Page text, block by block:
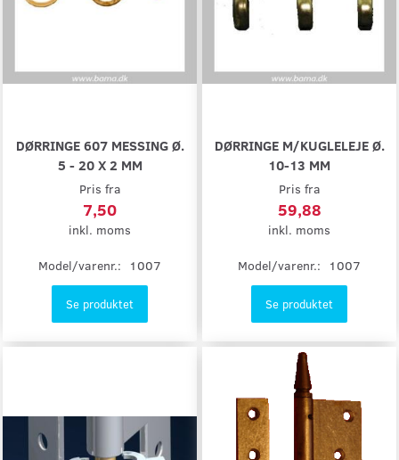
DØRRINGE 607 MESSING Ø.
5 - 20 X 2 MM
Pris fra
7,50
inkl. moms
Model/varenr.: 1007
Se produktet
DØRRINGE M/KUGLELEJE Ø.
10-13 MM
Pris fra
59,88
inkl. moms
Model/varenr.: 1007
Se produktet